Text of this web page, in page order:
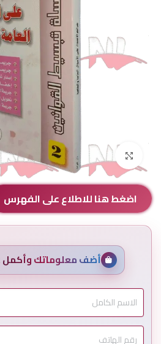
Click to enlarge
اضغط هنا للاطلاع على الفهرس
أضف معلوماتك وأكمل